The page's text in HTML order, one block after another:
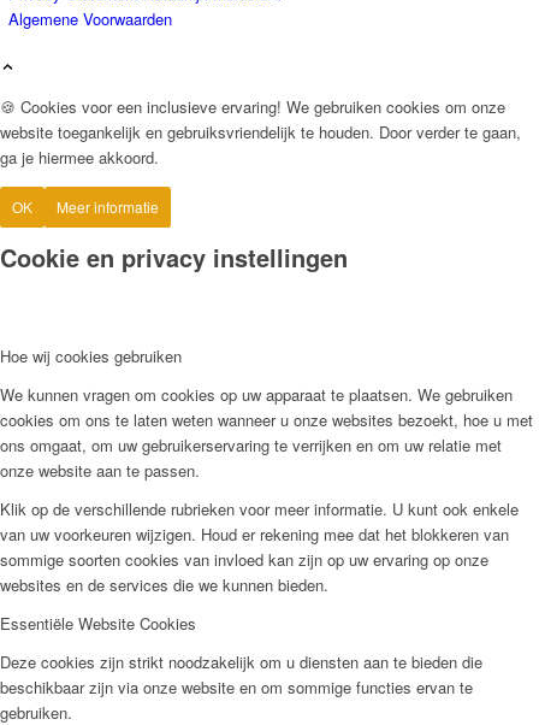
Algemene Voorwaarden
🍪 Cookies voor een inclusieve ervaring! We gebruiken cookies om onze
website toegankelijk en gebruiksvriendelijk te houden. Door verder te gaan,
ga je hiermee akkoord.
OK Meer informatie
Cookie en privacy instellingen
Hoe wij cookies gebruiken
We kunnen vragen om cookies op uw apparaat te plaatsen. We gebruiken
cookies om ons te laten weten wanneer u onze websites bezoekt, hoe u met
ons omgaat, om uw gebruikerservaring te verrijken en om uw relatie met
onze website aan te passen.
Klik op de verschillende rubrieken voor meer informatie. U kunt ook enkele
van uw voorkeuren wijzigen. Houd er rekening mee dat het blokkeren van
sommige soorten cookies van invloed kan zijn op uw ervaring op onze
websites en de services die we kunnen bieden.
Essentiële Website Cookies
Deze cookies zijn strikt noodzakelijk om u diensten aan te bieden die
beschikbaar zijn via onze website en om sommige functies ervan te
gebruiken.